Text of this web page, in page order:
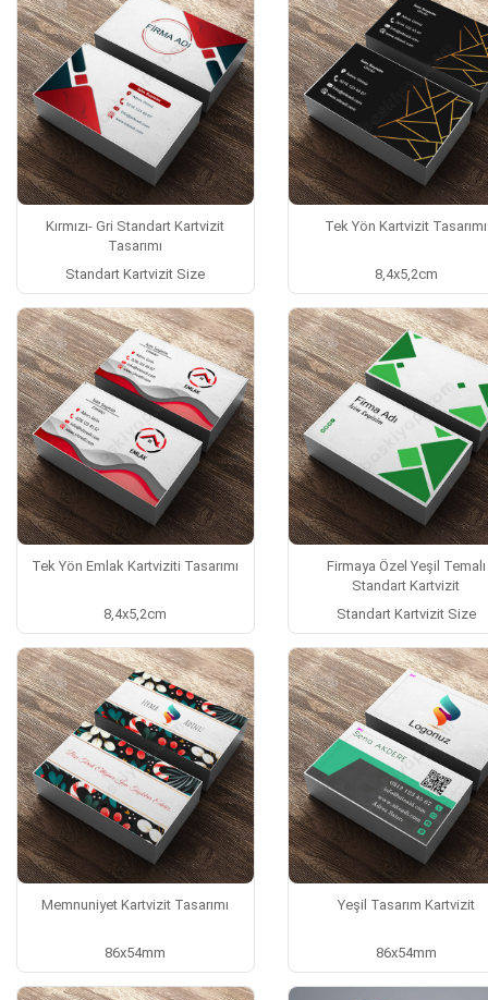
Kırmızı- Gri Standart Kartvizit
Tasarımı
Standart Kartvizit Size
Tek Yön Kartvizit Tasarımı
8,4x5,2cm
Tek Yön Emlak Kartviziti Tasarımı
8,4x5,2cm
Firmaya Özel Yeşil Temalı
Standart Kartvizit
Standart Kartvizit Size
Memnuniyet Kartvizit Tasarımı
86x54mm
Yeşil Tasarım Kartvizit
86x54mm